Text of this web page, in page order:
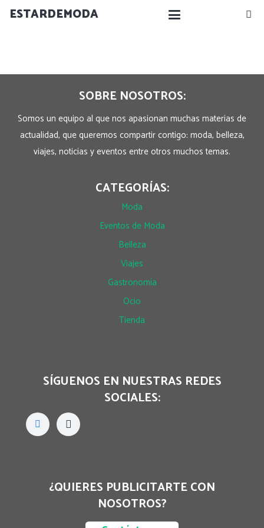
ESTARDEMODA
SOBRE NOSOTROS:
Somos un equipo al que nos apasionan muchas materias de
actualidad, que queremos compartir contigo: moda, belleza,
viajes, noticias y eventos entre otros muchos temas.
CATEGORÍAS:
Moda
Eventos de Moda
Belleza
Viajes
Gastronomía
Ocio
Tienda
SÍGUENOS EN NUESTRAS REDES
SOCIALES:
¿QUIERES PUBLICITARTE CON
NOSOTROS?